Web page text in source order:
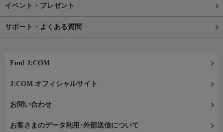
イベント・プレゼント
サポート・よくある質問
Fun! J:COM
J:COM オフィシャルサイト
お問い合わせ
お客さまのデータ利用･外部送信について